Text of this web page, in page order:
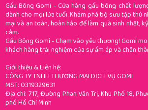
Gấu Bông Gomi - Cửa hàng gấu bông chất
dành cho mọi lứa tuổi. Khám phá bộ sưu tập thú
mại và an toàn, hoàn hảo để làm quà sinh nhật,
cảm.
Gấu Bông Gomi - Chạm vào yêu thương! Gomi
khách hàng trải nghiệm của sự ấm áp và chân
Giới thiệu & Liên hệ:
CÔNG TY TNHH THƯƠNG MẠI DỊCH VỤ GOMI
MST: 0319329631
Địa chỉ: 717, Đường Phan Văn Trị, Khu Phố 18,
phố Hồ Chí Minh